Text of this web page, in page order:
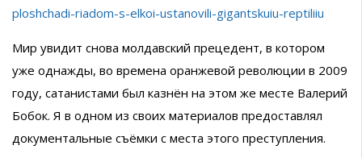
ploshchadi-riadom-s-elkoi-ustanovili-gigantskuiu-reptiliiu
Мир увидит снова молдавский прецедент, в котором
уже однажды, во времена оранжевой революции в 2009
году, сатанистами был казнён на этом же месте Валерий
Бобок. Я в одном из своих материалов предоставлял
документальные съёмки с места этого преступления.